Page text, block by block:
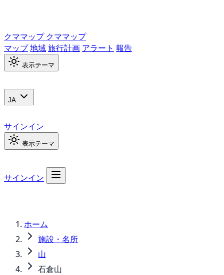
クママップ クママップ
マップ地域旅行計画 アラート 報告
表示テーマ
JA
サインイン
表示テーマ
サインイン
ホーム
施設・名所
山
石倉山